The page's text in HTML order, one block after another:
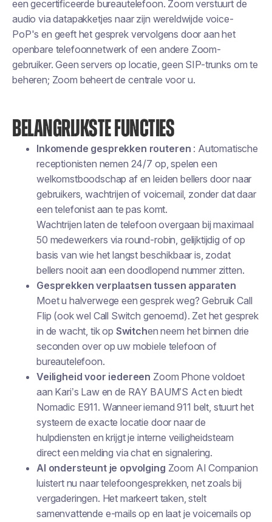
een gecertificeerde bureautelefoon. Zoom verstuurt de
audio via datapakketjes naar zijn wereldwijde voice-
PoP's en geeft het gesprek vervolgens door aan het
openbare telefoonnetwerk of een andere Zoom-
gebruiker. Geen servers op locatie, geen SIP-trunks om te
beheren; Zoom beheert de centrale voor u.
BELANGRIJKSTE FUNCTIES
Inkomende gesprekken routeren : Automatische
receptionisten nemen 24/7 op, spelen een
welkomstboodschap af en leiden bellers door naar
gebruikers, wachtrijen of voicemail, zonder dat daar
een telefonist aan te pas komt.
Wachtrijen laten de telefoon overgaan bij maximaal
50 medewerkers via round-robin, gelijktijdig of op
basis van wie het langst beschikbaar is, zodat
bellers nooit aan een doodlopend nummer zitten.
Gesprekken verplaatsen tussen apparaten
Moet u halverwege een gesprek weg? GebruikCall
Flip (ook wel Call Switch genoemd). Zet het gesprek
in de wacht, tik op Switchen neem het binnen drie
seconden over op uw mobiele telefoon of
bureautelefoon.
Veiligheid voor iedereen Zoom Phone voldoet
aan Kari’s Law en de RAY BAUM’S Act en biedt
Nomadic E911. Wanneer iemand 911 belt, stuurt het
systeem de exacte locatie door naar de
hulpdiensten en krijgt je interne veiligheidsteam
direct een melding via chat en signalering.
AI ondersteunt je opvolging Zoom AI Companion
luistert nu naar telefoongesprekken, net zoals bij
vergaderingen. Het markeert taken, stelt
samenvattende e-mails op en laat je voicemails op